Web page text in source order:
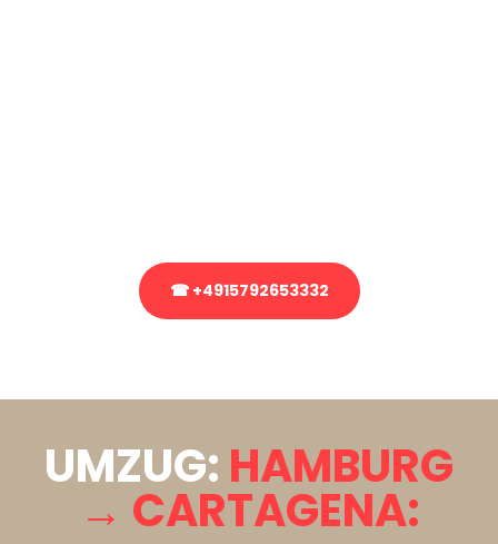
☎ +4915792653332
UMZUG: HAMBURG
→ CARTAGENA: